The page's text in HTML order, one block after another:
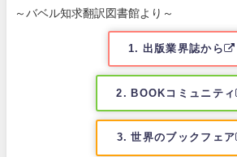
～バベル知求翻訳図書館より～
1. 出版業界誌から
2. BOOKコミュニティ
3. 世界のブックフェア